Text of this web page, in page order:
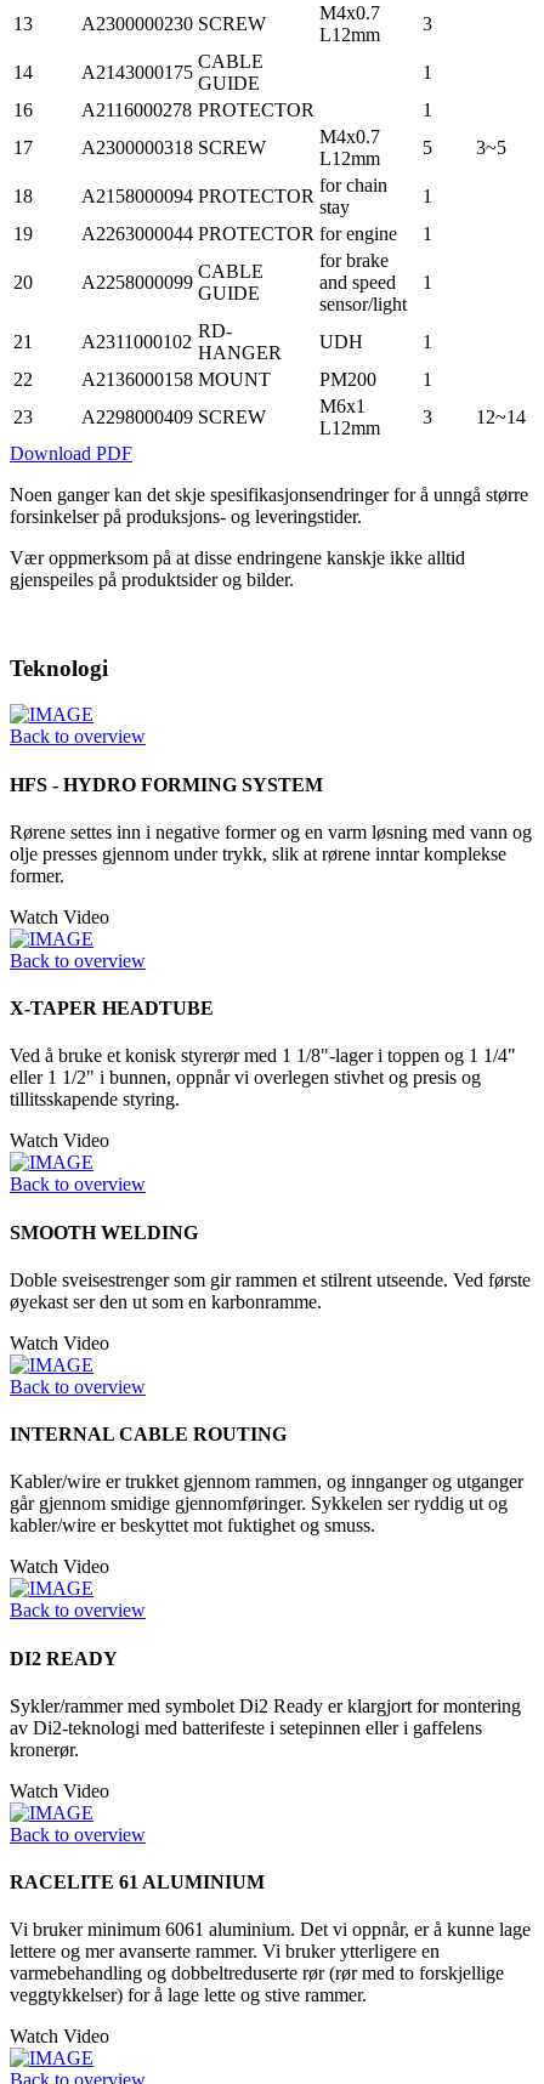
13
A2300000230 SCREW
M4x0.7
L12mm
3
14 A2143000175
CABLE
GUIDE
1
16
A2116000278 PROTECTOR
1
17
A2300000318 SCREW
M4x0.7
L12mm
5 3~5
18 A2158000094 PROTECTOR
for chain
stay
1
19
A2263000044 PROTECTOR for engine 1
20 A2258000099
CABLE
GUIDE
for brake
and speed
sensor/light
1
21 A2311000102
RD-
HANGER
UDH
1
22
A2136000158 MOUNT PM200
1
23
A2298000409 SCREW
M6x1
L12mm
3
12~14
Download PDF
Noen ganger kan det skje spesifikasjonsendringer for å unngå større
forsinkelser på produksjons- og leveringstider.
Vær oppmerksom på at disse endringene kanskje ikke alltid
gjenspeiles på produktsider og bilder.
Teknologi
Back to overview
HFS - HYDRO FORMING SYSTEM
Rørene settes inn i negative former og en varm løsning med vann og
olje presses gjennom under trykk, slik at rørene inntar komplekse
former.
Watch Video
Back to overview
X-TAPER HEADTUBE
Ved å bruke et konisk styrerør med 1 1/8"-lager i toppen og 1 1/4"
eller 1 1/2" i bunnen, oppnår vi overlegen stivhet og presis og
tillitsskapende styring.
Watch Video
Back to overview
SMOOTH WELDING
Doble sveisestrenger som gir rammen et stilrent utseende. Ved første
øyekast ser den ut som en karbonramme.
Watch Video
Back to overview
INTERNAL CABLE ROUTING
Kabler/wire er trukket gjennom rammen, og innganger og utganger
går gjennom smidige gjennomføringer. Sykkelen ser ryddig ut og
kabler/wire er beskyttet mot fuktighet og smuss.
Watch Video
Back to overview
DI2 READY
Sykler/rammer med symbolet Di2 Ready er klargjort for montering
av Di2-teknologi med batterifeste i setepinnen eller i gaffelens
kronerør.
Watch Video
Back to overview
RACELITE 61 ALUMINIUM
Vi bruker minimum 6061 aluminium. Det vi oppnår, er å kunne lage
lettere og mer avanserte rammer. Vi bruker ytterligere en
varmebehandling og dobbeltreduserte rør (rør med to forskjellige
veggtykkelser) for å lage lette og stive rammer.
Watch Video